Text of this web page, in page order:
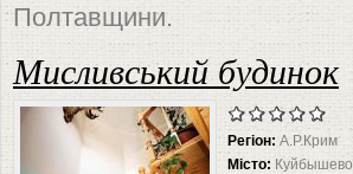
Полтавщини.
Мисливський будинок
Регіон: А.Р.Крим
Місто: Куйбышево